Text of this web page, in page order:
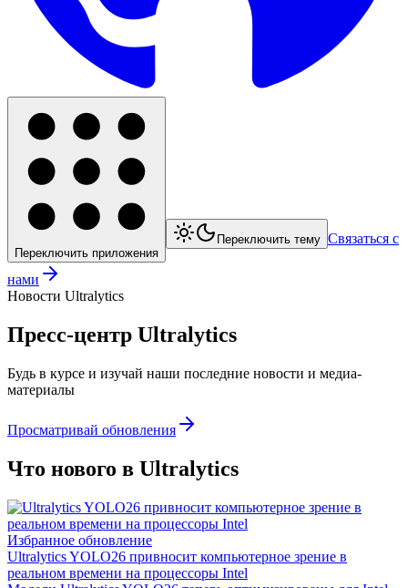
Переключить приложения
Переключить тему Связаться с
нами
Новости Ultralytics
Пресс-центр Ultralytics
Будь в курсе и изучай наши последние новости и медиа-
материалы
Просматривай обновления
Что нового в Ultralytics
Избранное обновление
Ultralytics YOLO26 привносит компьютерное зрение в
реальном времени на процессоры Intel